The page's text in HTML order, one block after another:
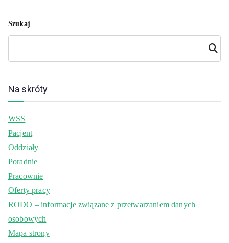
Szukaj
Szuka
j
Na skróty
WSS
Pacjent
Oddziały
Poradnie
Pracownie
Oferty pracy
RODO – informacje związane z przetwarzaniem danych
osobowych
Mapa strony